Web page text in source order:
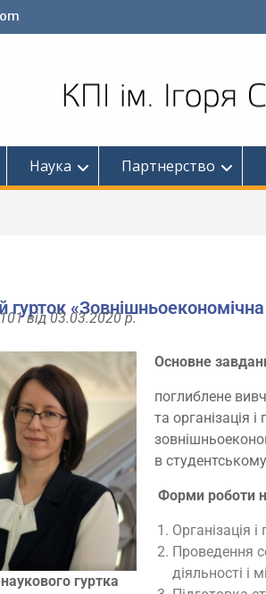
Наука Партнерство
гурток «Зовнішньоекономічна
від 03.03.2020 р.
гуртка
Основне
поглиблене
та організація
в
Форми роботи
Організація
Проведення
діяльності і